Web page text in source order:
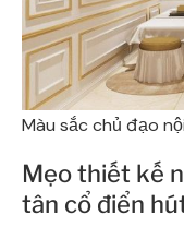
Màu sắc chủ đạo
Mẹo thiết kế
tân cổ điển